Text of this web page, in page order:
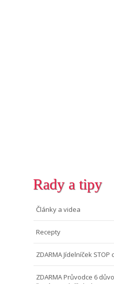
Rady a tipy
Články a videa
Recepty
ZDARMA Jídelníček
ZDARMA Průvodce 6